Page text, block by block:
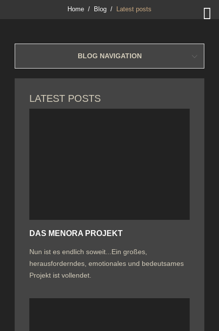

Home Blog Latest posts
BLOG NAVIGATION
LATEST POSTS
DAS MENORA PROJEKT
Nun ist es endlich soweit...Ein großes,
herausforderndes, emotionales und bedeutsames
Projekt ist vollendet.